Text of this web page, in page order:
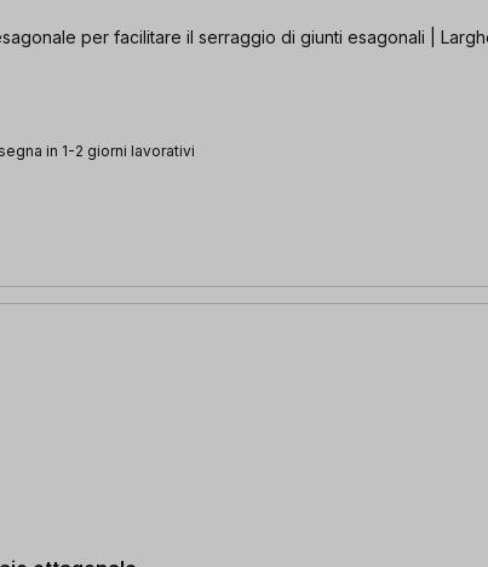
per facilitare il serraggio di giunti esagonali |
in 1-2 giorni lavorativi